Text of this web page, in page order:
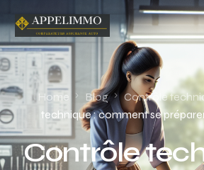
Home Blog Contrôle
technique : comment se
Contrôle